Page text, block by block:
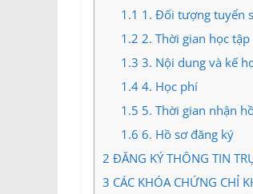
1.1 1. Đối tượng tuyển
1.2 2. Thời gian học tập
1.3 3. Nội dung và kế
1.44. Học phí
1.5 5. Thời gian nhận
1.6 6. Hồ sơ đăng ký
2 ĐĂNG KÝ THÔNG TIN
3 CÁC KHÓA CHỨNG CHỈ